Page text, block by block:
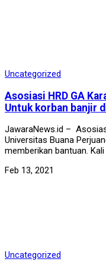
Uncategorized
Asosiasi HRD GA
Untuk korban banjir
JawaraNews.id –
Universitas Buana
memberikan bantuan.
Feb 13, 2021
Uncategorized